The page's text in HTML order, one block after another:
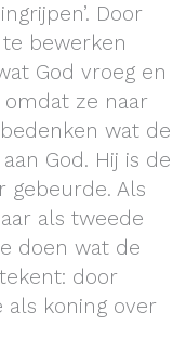
Door
bewerken
God vroeg en
ze naar
wat de
God. Hij is de
gebeurde. Als
als tweede
doen wat de
door
als koning over